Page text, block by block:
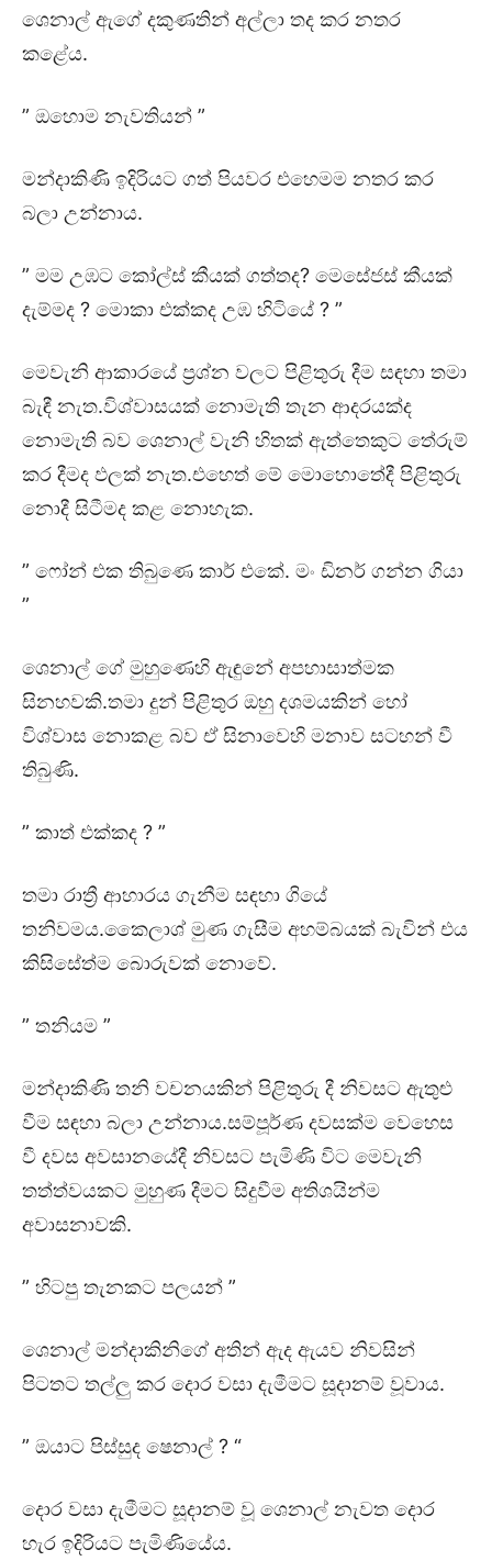
ශෙනාල් ඇගේ දකුණතින් අල්ලා තද කර නතර
කළේය.
” ඔහොම නැවතියන් ”
මන්දාකිණි ඉදිරියට ගත් පියවර එහෙමම නතර කර
බලා උන්නාය.
” මම උඹට කෝල්ස් කීයක් ගත්තද? මෙසේජස් කීයක්
දැම්මද ? මොකා එක්කද උඹ හිටියේ ? ”
මෙවැනි ආකාරයේ ප්‍රශ්න වලට පිළිතුරු දීම සඳහා තමා
බැඳී නැත.විශ්වාසයක් නොමැති තැන ආදරයක්ද
නොමැති බව ශෙනාල් වැනි හිතක් ඇත්තෙකුට තේරුම්
කර දීමද ඵලක් නැත.එහෙත් මේ මොහොතේදී පිළිතුරු
නොදී සිටීමද කළ නොහැක.
” ෆෝන් එක තිබුණෙ කාර් එකේ. මං ඩිනර් ගන්න ගියා
”
ශෙනාල් ගේ මුහුණෙහි ඇඳුනේ අපහාසාත්මක
සිනහවකි.තමා දුන් පිළිතුර ඔහු දශමයකින් හෝ
විශ්වාස නොකළ බව ඒ සිනාවෙහි මනාව සටහන් වී
තිබුණි.
” කාත් එක්කද ? ”
තමා රාත්‍රී ආහාරය ගැනීම සඳහා ගියේ
තනිවමය.කෛලාශ් මුණ ගැසීම අහම්බයක් බැවින් එය
කිසිසේත්ම බොරුවක් නොවේ.
” තනියම ”
මන්දාකිණි තනි වචනයකින් පිළිතුරු දී නිවසට ඇතුළු
වීම සඳහා බලා උන්නාය.සම්පූර්ණ දවසක්ම වෙහෙස
වී දවස අවසානයේදී නිවසට පැමිණි විට මෙවැනි
තත්ත්වයකට මුහුණ දීමට සිදුවීම අතිශයින්ම
අවාසනාවකි.
” හිටපු තැනකට පලයන් ”
ශෙනාල් මන්දාකිනිගේ අතින් ඇද ඇයව නිවසින්
පිටතට තල්ලු කර දොර වසා දැමීමට සූදානම් වූවාය.
” ඔයාට පිස්සුද ෂෙනාල් ? “
දොර වසා දැමීමට සූදානම් වූ ශෙනාල් නැවත දොර
හැර ඉදිරියට පැමිණියේය.